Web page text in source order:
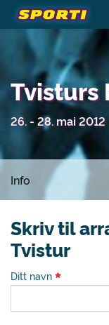
Tvisturs
26. - 28. mai 2012
Info
Skriv til
Tvistur
Ditt navn